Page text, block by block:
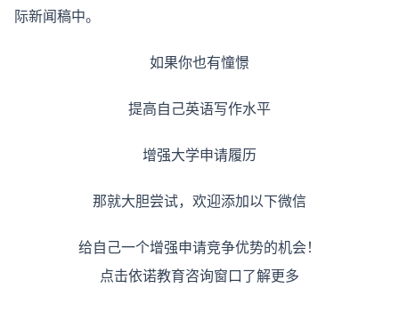
际新闻稿中。
如果你也有憧憬
提高自己英语写作水平
增强大学申请履历
那就大胆尝试，欢迎添加以下微信
给自己一个增强申请竞争优势的机会！
点击依诺教育咨询窗口了解更多